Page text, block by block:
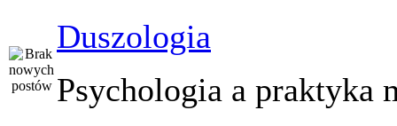
Duszologia
Psychologia a praktyka